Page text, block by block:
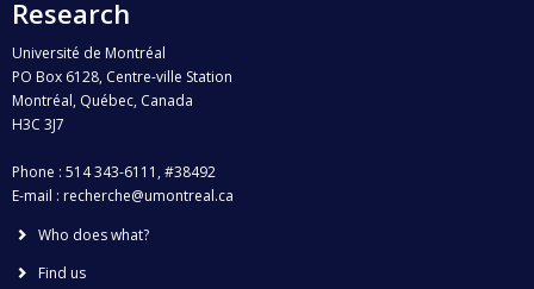
Research
Université de Montréal
PO Box 6128, Centre-ville Station
Montréal, Québec, Canada
H3C 3J7
Phone : 514 343-6111, #38492
E-mail : recherche@umontreal.ca
Who does what?
Find us